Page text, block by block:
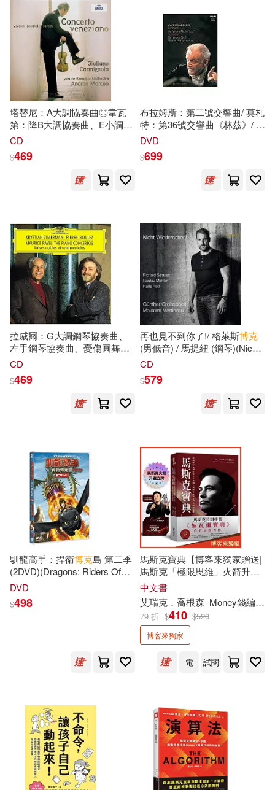
不二涼介(16) 何政廣(16)
克里希那穆提(16)
埃里希．佛洛姆(16)
安德魯．克萊門斯(16)
德國合一弟兄會(16)
恵広史(16) 支倉凍砂(16)
故宮博物院編(16) 朴松二(16)
楓飄雪(16)
深圳市騰訊計算機系統有限公司著
(16)
瑞穗梨乃(16) 蕭九(16)
賴世雄(16) 趙闖(16)
陳先達(16) 龍門諒(16)
（美）摩根斯坦(16)
（美）本傑明·富蘭克林(16)
（美）西德尼·戴維·甘博(16)
(英)沃爾特·克蘭(15)
中國近現代新聞出版博物館(15)
講談社(122)
上海文藝出版社(121)
世一(121) 天下文化(121)
長鴻出版社(120)
江蘇鳳凰文藝出版社(118)
上海古籍出版社(117)
中國建築工業出版社(116)
得利影視(116)
布克文化(115) コスパ(114)
華中科技大學出版社(113)
天地出版社(112)
中國華僑出版社(111)
蓋亞(109)
目川文化數位股份有限公司(105)
北京理工大學出版社(104)
venus(102)
塔替尼：A大調協奏曲◎韋瓦
第：降B大調協奏曲、E小調協
奏曲◎洛卡泰利： G大調協奏
揮威尼斯巴洛克管弦樂團
CD
$469
布拉姆斯：第二號交響曲/ 莫札
特：第36號交響曲《林茲》/ 小
克萊巴 (進口版)
No.2/ Mozart：Symphony
No.36 "Linz"/ Carlos Kleiber,
Wiener Philharmoniker DVD)
DVD
$699
拉威爾：G大調鋼琴協奏曲、
左手鋼琴協奏曲、憂傷圓舞曲 /
齊瑪曼(鋼琴)/ 布列
團(Ravel: The Piano
Concertos, Valses nobles et
sentimentales / Zimerman /
CD
$469
再也見不到你了!/ 格萊斯博克
(男低音) / 馬提紐 (鋼琴)(Nicht
Wiedersehen! / Gunther
(piano))
CD
$579
馴龍高手：捍衛博克島 第二季
(2DVD)(Dragons: Riders Of
Berk S2 (2DVD))
DVD
$498
馬斯克寶典【博客來獨家贈送|
馬斯克「極限思維」火箭升空
桌面立牌】：從顛覆矽谷到打
造太空帝國，讀懂全球
中文書
艾瑞克．喬根森 Money錢編譯組
79 折 $410 $520
博客來獨家
電 試閱